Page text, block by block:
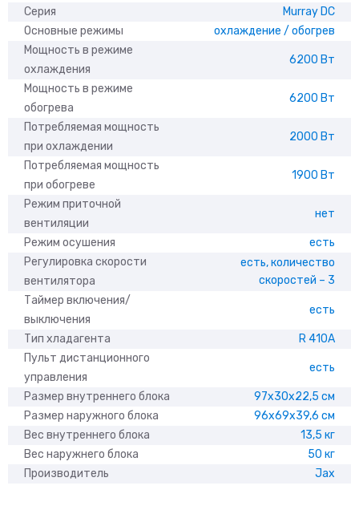
Серия
Murray DC
Основные режимы
охлаждение / обогрев
Мощность в режиме
охлаждения
6200 Вт
Мощность в режиме
обогрева
6200 Вт
Потребляемая мощность
при охлаждении
2000 Вт
Потребляемая мощность
при обогреве
1900 Вт
Режим приточной
вентиляции
нет
Режим осушения
есть
Регулировка скорости
вентилятора
есть, количество
скоростей – 3
Таймер включения/
выключения
есть
Тип хладагента
R 410A
Пульт дистанционного
управления
есть
Размер внутреннего блока
97x30x22,5 см
Размер наружного блока
96x69x39,6 см
Вес внутреннего блока
13,5 кг
Вес наружнего блока
50 кг
Производитель
Jax